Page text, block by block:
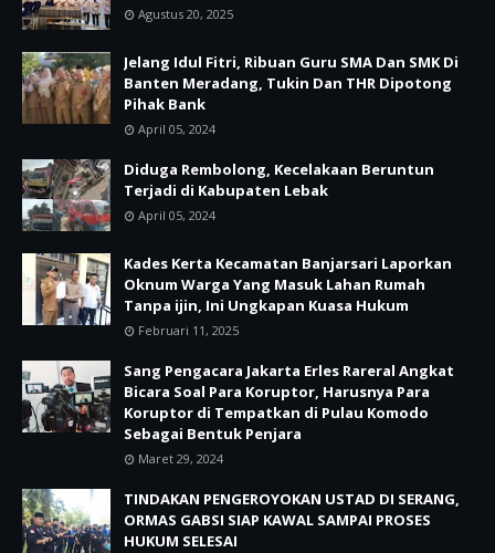
Agustus 20, 2025
Jelang Idul Fitri, Ribuan Guru SMA Dan SMK Di
Banten Meradang, Tukin Dan THR Dipotong
Pihak Bank
April 05, 2024
Diduga Rembolong, Kecelakaan Beruntun
Terjadi di Kabupaten Lebak
April 05, 2024
Kades Kerta Kecamatan Banjarsari Laporkan
Oknum Warga Yang Masuk Lahan Rumah
Tanpa ijin, Ini Ungkapan Kuasa Hukum
Februari 11, 2025
Sang Pengacara Jakarta Erles Rareral Angkat
Bicara Soal Para Koruptor, Harusnya Para
Koruptor di Tempatkan di Pulau Komodo
Sebagai Bentuk Penjara
Maret 29, 2024
TINDAKAN PENGEROYOKAN USTAD DI SERANG,
ORMAS GABSI SIAP KAWAL SAMPAI PROSES
HUKUM SELESAI